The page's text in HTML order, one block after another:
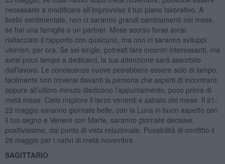
necessario a modificare all’improvviso il tuo piano lavorativo. A
livello sentimentale, non ci saranno grandi cambiamenti nel mese,
se hai una famiglia o un partner. Mese scorso forse avrai
riallacciato il rapporto con qualcuno, ma non ci saranno sviluppi
ulteriori, per ora. Se sei single, potresti fare incontri interessanti, ma
avrai poco tempo a dedicarci, la tua attenzione sará assorbito
dall’lavoro. Le conoscenze nuove potrebbero essere solo di lampo,
facilmente non troverai davanti la persona che aspetti di incontrare,
oppure all’ultimo minuto disdicono l’appuntamento, poco prima di
metá mese. Cielo migliore il terzo venerdi e sabato del mese. Il 21-
22 maggio saranno giornate belle, con la Luna in buon aspetto con
il tuo segno e Venere con Marte, saranno giornate decisive,
positivissime, dal punto di vista relazionale. Possibilitá di conflitto il
26 maggio per i nativi di metá novembre.
SAGITTARIO